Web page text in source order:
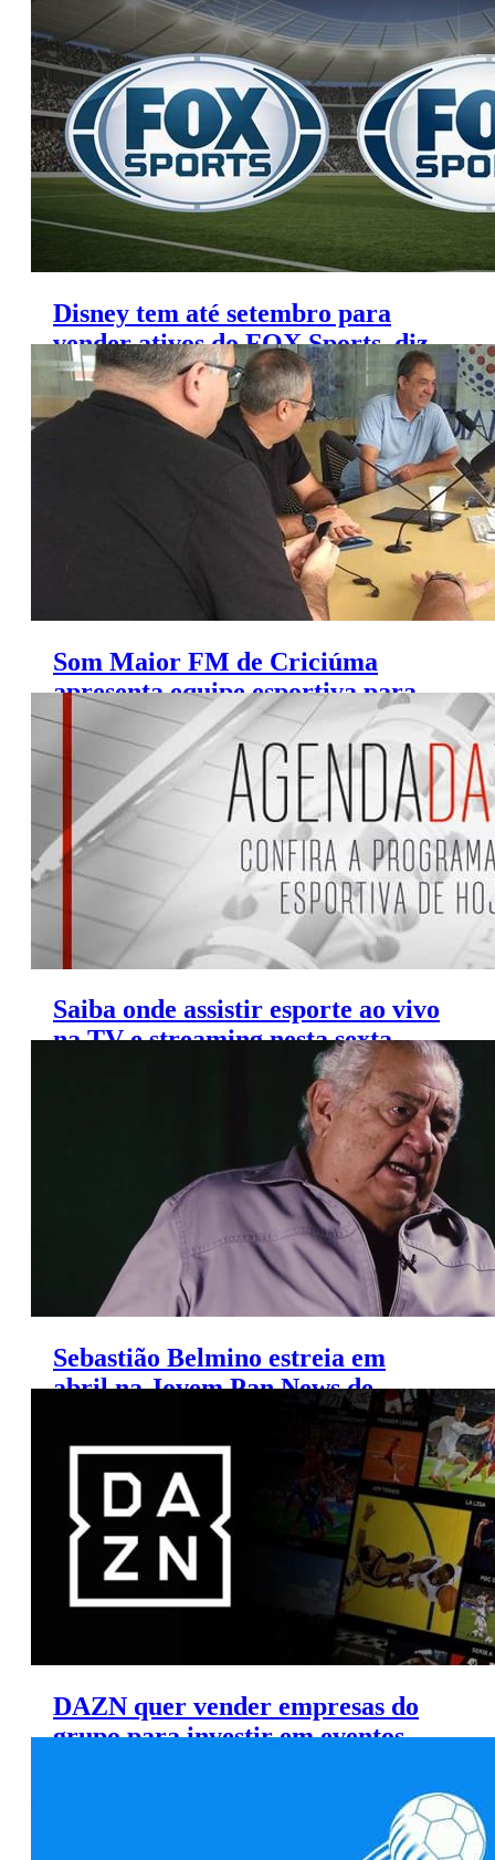
do Paulistão
Disney tem até setembro para
vender ativos do FOX Sports, diz
jornalista
Som Maior FM de Criciúma
apresenta equipe esportiva para
cobertura da Série B
Saiba onde assistir esporte ao vivo
na TV e streaming nesta sexta
Sebastião Belmino estreia em
abril na Jovem Pan News de
DAZN quer vender empresas do
grupo para investir em eventos